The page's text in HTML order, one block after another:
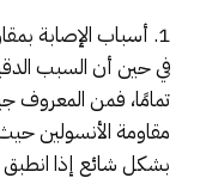
1. أسباب الإصابة بمقاومة الإنسولين
في حين أن السبب
تمامًا، فمن المعروف
مقاومة الأنسولين
بشكل شائع إذا انطبق